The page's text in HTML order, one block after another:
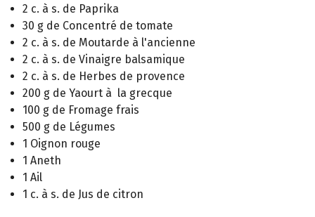
2 c. à s. de Paprika
30 g de Concentré de tomate
2 c. à s. de Moutarde à l'ancienne
2 c. à s. de Vinaigre balsamique
2 c. à s. de Herbes de provence
200 g de Yaourt à la grecque
100 g de Fromage frais
500 g de Légumes
1 Oignon rouge
1 Aneth
1 Ail
1 c. à s. de Jus de citron